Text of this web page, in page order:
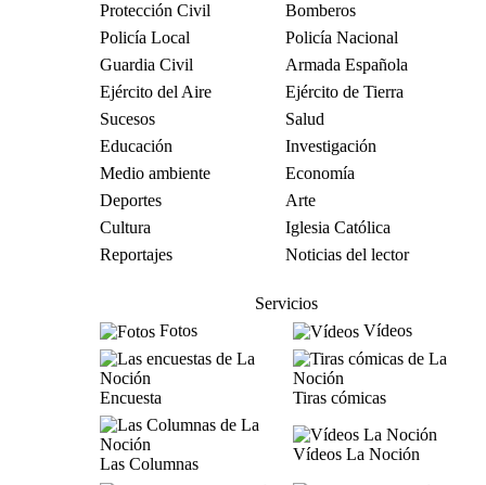
Protección Civil
Bomberos
Policía Local
Policía Nacional
Guardia Civil
Armada Española
Ejército del Aire
Ejército de Tierra
Sucesos
Salud
Educación
Investigación
Medio ambiente
Economía
Deportes
Arte
Cultura
Iglesia Católica
Reportajes
Noticias del lector
Servicios
Fotos
Vídeos
Encuesta Tiras cómicas
Las Columnas
Vídeos La Noción